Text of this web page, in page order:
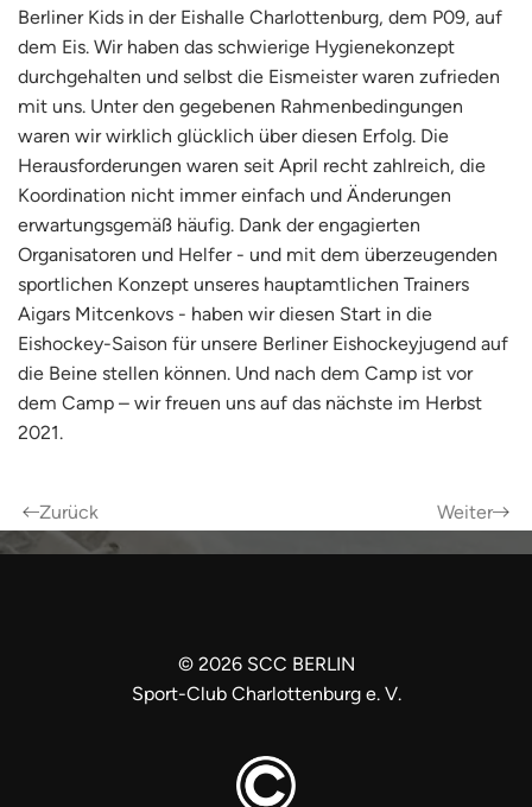
Berliner Kids in der Eishalle Charlottenburg, dem P09, auf
dem Eis. Wir haben das schwierige Hygienekonzept
durchgehalten und selbst die Eismeister waren zufrieden
mit uns. Unter den gegebenen Rahmenbedingungen
waren wir wirklich glücklich über diesen Erfolg. Die
Herausforderungen waren seit April recht zahlreich, die
Koordination nicht immer einfach und Änderungen
erwartungsgemäß häufig. Dank der engagierten
Organisatoren und Helfer - und mit dem überzeugenden
sportlichen Konzept unseres hauptamtlichen Trainers
Aigars Mitcenkovs - haben wir diesen Start in die
Eishockey-Saison für unsere Berliner Eishockeyjugend auf
die Beine stellen können. Und nach dem Camp ist vor
dem Camp – wir freuen uns auf das nächste im Herbst
2021.
Zurück Weiter
© 2026SCC BERLIN
Sport-Club Charlottenburg e. V.